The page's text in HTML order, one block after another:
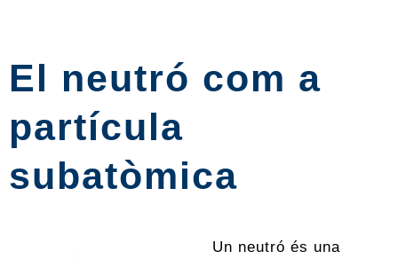
El neutró com a
partícula
subatòmica
Un neutró és una